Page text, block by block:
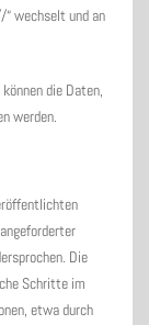
wechselt und an
die Daten,
werden.
Die
Schritte im
etwa durch